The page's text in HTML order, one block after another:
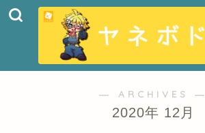
― ARCHIVES ―
2020年 12月